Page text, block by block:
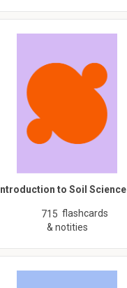
Introduction to Soil Science
715 flashcards
& notities